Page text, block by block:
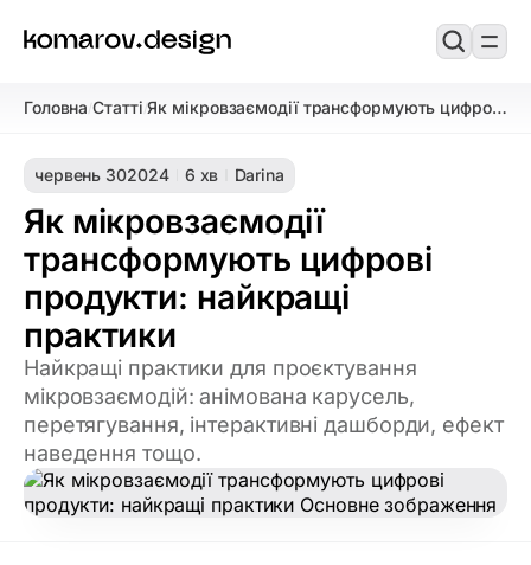
Головна/Статті/Як мікровзаємодії трансформують цифрові
червень 302024 6 хв Darina
Як мікровзаємодії
трансформують цифрові
продукти: найкращі
практики
Найкращі практики для проєктування
мікровзаємодій: анімована карусель,
перетягування, інтерактивні дашборди, ефект
наведення тощо.